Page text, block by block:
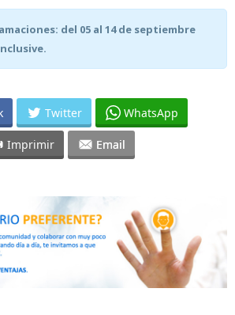
del 05 al 14 de septiembre
Twitter WhatsApp
Imprimir Email